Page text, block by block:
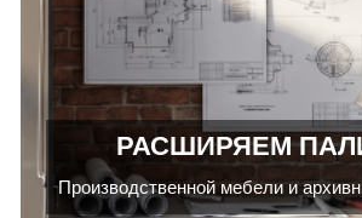
РАСШИРЯЕМ
Производственной мебели и